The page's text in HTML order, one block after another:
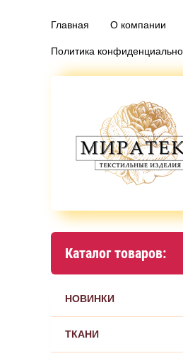
Главная О компании
Политика
Каталог товаров:
НОВИНКИ
ТКАНИ